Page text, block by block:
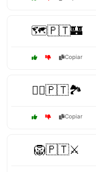
🗺️🇵🇹🏰
Copiar
🚶‍♂️🇵🇹🏞️
Copiar
🦁🇵🇹⚔️